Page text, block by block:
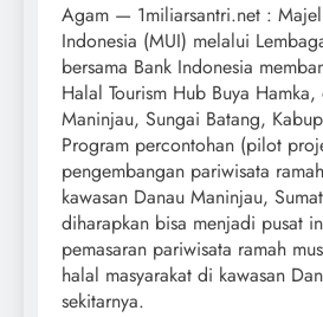
Agam — 1miliarsantri.net :
Indonesia (MUI) melalui
bersama Bank Indonesia
Halal Tourism Hub Buya
Maninjau, Sungai Batang,
Program percontohan (pilot
pengembangan pariwisata
kawasan Danau Maninjau,
diharapkan bisa menjadi pusat
pemasaran pariwisata ramah
halal masyarakat di kawasan
sekitarnya.